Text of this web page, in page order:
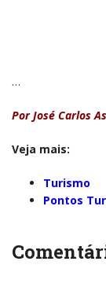
…
Por José Carlos
Veja mais:
Turismo
Pontos